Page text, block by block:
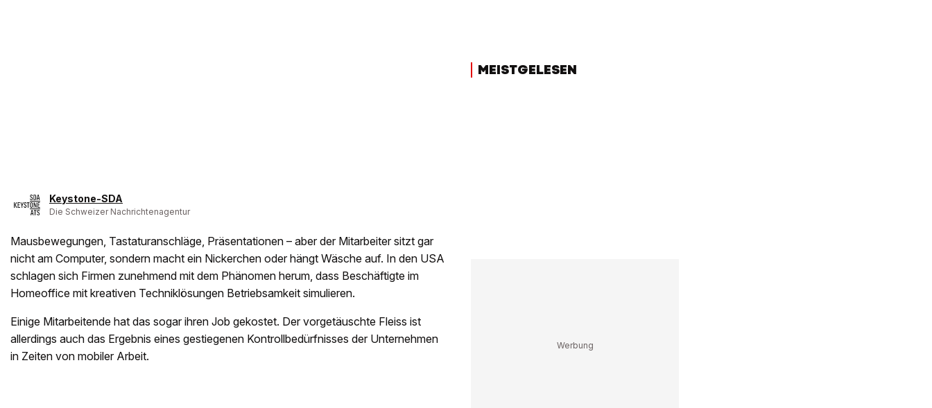
Keystone-SDA
Die Schweizer Nachrichtenagentur
Mausbewegungen, Tastaturanschläge, Präsentationen – aber der Mitarbeiter sitzt gar
nicht am Computer, sondern macht ein Nickerchen oder hängt Wäsche auf. In den USA
schlagen sich Firmen zunehmend mit dem Phänomen herum, dass Beschäftigte im
Homeoffice mit kreativen Techniklösungen Betriebsamkeit simulieren.
Einige Mitarbeitende hat das sogar ihren Job gekostet. Der vorgetäuschte Fleiss ist
allerdings auch das Ergebnis eines gestiegenen Kontrollbedürfnisses der Unternehmen
in Zeiten von mobiler Arbeit.
MEISTGELESEN